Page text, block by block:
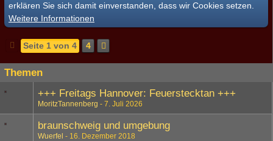
erklären Sie sich damit einverstanden, dass wir Cookies setzen.
Weitere Informationen
Seite 1 von 4 4
Themen
+++ Freitags Hannover: Feuerstecktan +++
MoritzTannenberg 7. Juli 2026
braunschweig und umgebung
Wuerfel 16. Dezember 2018